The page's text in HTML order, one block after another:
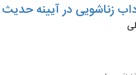
زناشویی در آیینه حدیث